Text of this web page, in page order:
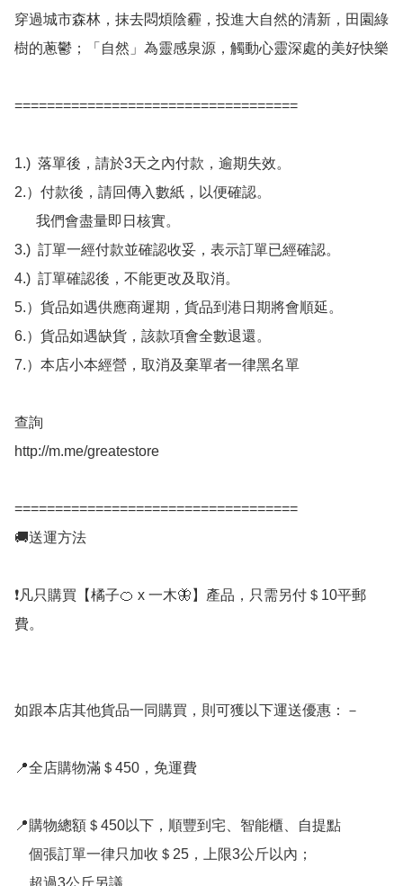
穿過城市森林，抹去悶煩陰霾，投進大自然的清新，田園綠
樹的蔥鬱；「自然」為靈感泉源，觸動心靈深處的美好快樂
===================================
1.)  落單後，請於3天之內付款，逾期失效。
2.）付款後，請回傳入數紙，以便確認。
3.)  訂單一經付款並確認收妥，表示訂單已經確認。
4.)  訂單確認後，不能更改及取消。
5.）貨品如遇供應商遲期，貨品到港日期將會順延。
6.）貨品如遇缺貨，該款項會全數退還。
7.）本店小本經營，取消及棄單者一律黑名單
查詢
http://m.me/greatestore
===================================
🚚送運方法
❗凡只購買【橘子🍊 x 一木🦋】產品，只需另付＄10平郵
費。
如跟本店其他貨品一同購買，則可獲以下運送優惠：－
📍全店購物滿＄450，免運費
📍購物總額＄450以下，順豐到宅、智能櫃、自提點